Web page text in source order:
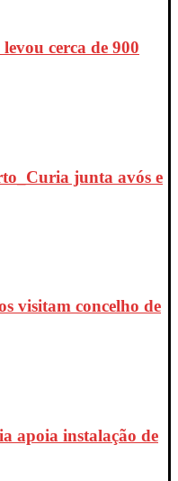
cerca de 900
junta avós e
visitam concelho de
apoia instalação de